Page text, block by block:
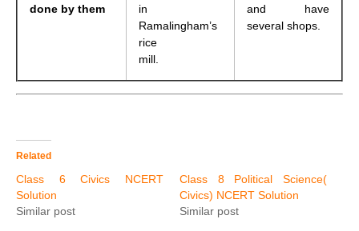
done by them
in
Ramalingham’s
rice
mill.
and have
several shops.
Related
Class 6 Civics NCERT
Solution
Similar post
Class 8 Political Science(
Civics) NCERT Solution
Similar post